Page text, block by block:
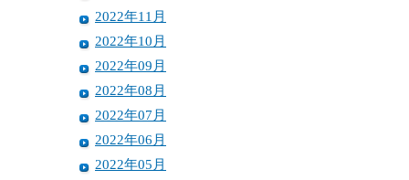
2022年11月
2022年10月
2022年09月
2022年08月
2022年07月
2022年06月
2022年05月